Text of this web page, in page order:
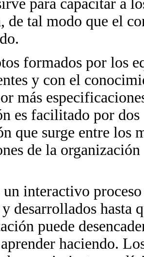
para capacitar a
de tal modo que el
formados por los
y con el
más
es facilitado por dos
que surge entre los
de la
interactivo
desarrollados hasta
puede
haciendo.